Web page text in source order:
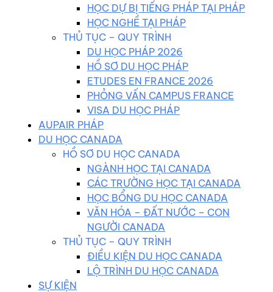
HỌC DỰ BỊ TIẾNG PHÁP TẠI PHÁP
HỌC NGHỀ TẠI PHÁP
THỦ TỤC – QUY TRÌNH
DU HỌC PHÁP 2026
HỒ SƠ DU HỌC PHÁP
ETUDES EN FRANCE 2026
PHỎNG VẤN CAMPUS FRANCE
VISA DU HỌC PHÁP
AUPAIR PHÁP
DU HỌC CANADA
HỒ SƠ DU HỌC CANADA
NGÀNH HỌC TẠI CANADA
CÁC TRƯỜNG HỌC TẠI CANADA
HỌC BỔNG DU HỌC CANADA
VĂN HÓA – ĐẤT NƯỚC – CON
NGƯỜI CANADA
THỦ TỤC – QUY TRÌNH
ĐIỀU KIỆN DU HỌC CANADA
LỘ TRÌNH DU HỌC CANADA
SỰ KIỆN